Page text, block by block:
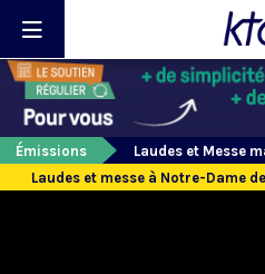
Émissions
Laudes et Messe
Laudes et messe à Notre-Dame